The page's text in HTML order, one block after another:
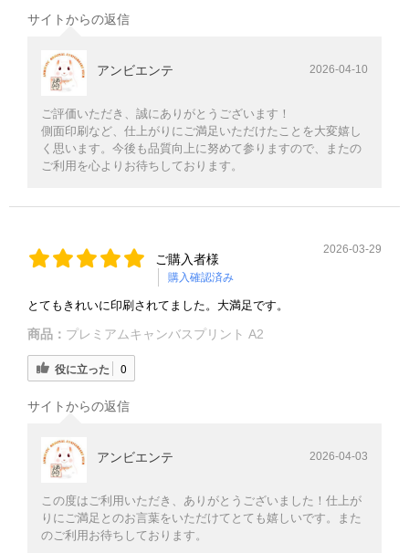
サイトからの返信
アンビエンテ 2026-04-10
ご評価いただき、誠にありがとうございます！
側面印刷など、仕上がりにご満足いただけたことを大変嬉し
く思います。今後も品質向上に努めて参りますので、またの
ご利用を心よりお待ちしております。
ご購入者様
購入確認済み
2026-03-29
とてもきれいに印刷されてました。大満足です。
商品： プレミアムキャンバスプリント A2
役に立った 0
サイトからの返信
アンビエンテ 2026-04-03
この度はご利用いただき、ありがとうございました！仕上が
りにご満足とのお言葉をいただけてとても嬉しいです。また
のご利用お待ちしております。